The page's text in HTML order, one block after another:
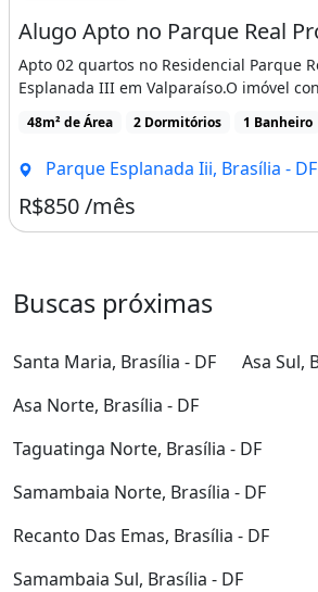
Apto 02 quartos no Residencial Parque
Esplanada III em Valparaíso.O imóvel
48m² de Área 2 Dormitórios 1 Banheiro
Parque Esplanada Iii, Brasília - DF
R$850 /mês
Buscas próximas
Santa Maria, Brasília - DF
Asa Sul,
Asa Norte, Brasília - DF
Taguatinga Norte, Brasília - DF
Samambaia Norte, Brasília - DF
Recanto Das Emas, Brasília - DF
Samambaia Sul, Brasília - DF